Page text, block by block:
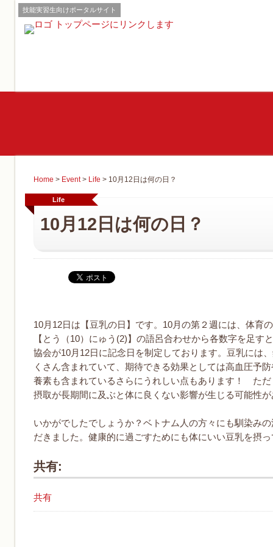
技能実習生向けポータルサイト
Home > Event> Life > 10月12日は何の日？
Life
10月12日は何の日？
10月12日は【豆乳の日】です。10月の第２週には、体育
【とう（10）にゅう(2)】の語呂合わせから各数字を足す
協会が10月12日に記念日を制定しております。豆乳には
くさん含まれていて、期待できる効果としては高血圧予
養素も含まれているさらにうれしい点もあります！ た
摂取が長期間に及ぶと体に良くない影響が生じる可能性
いかがでしたでしょうか？ベトナム人の方々にも馴染み
だきました。健康的に過ごすためにも体にいい豆乳を摂
共有:
共有